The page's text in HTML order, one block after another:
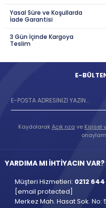
Yasal Süre ve Koşullarda
İade Garantisi
3 Gün İçinde Kargoya
Teslim
E-
KaydolarakAçık rıza ve Kişisel
YARDIMA MI İHTİYACIN VAR?
Müşteri Hizmetleri: 0212
[email protected]
Merkez Mah. Hasat Sok. No: